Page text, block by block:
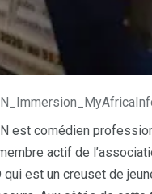
est comédien
actif de
qui est un creuset de